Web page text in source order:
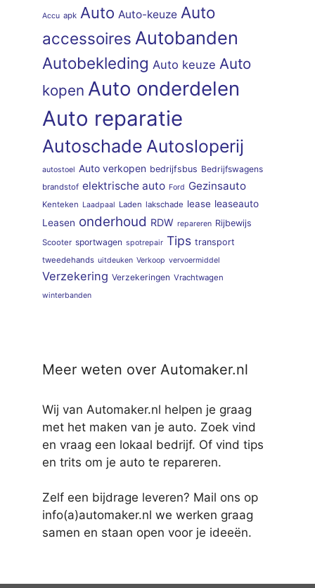
Accu apk Auto Auto-keuze Auto
accessoires Autobanden
Autobekleding Auto keuze Auto
kopen Auto onderdelen
Auto reparatie
Autoschade Autosloperij
autostoel Auto verkopen bedrijfsbus Bedrijfswagens
brandstof elektrische auto Ford Gezinsauto
Kenteken Laadpaal Laden lakschade lease leaseauto
Leasen onderhoud RDW repareren Rijbewijs
Scooter sportwagen spotrepair Tips transport
tweedehands uitdeuken Verkoop vervoermiddel
Verzekering Verzekeringen Vrachtwagen
winterbanden
Meer weten over Automaker.nl
Wij van Automaker.nl helpen je graag
met het maken van je auto. Zoek vind
en vraag een lokaal bedrijf. Of vind tips
en trits om je auto te repareren.
Zelf een bijdrage leveren? Mail ons op
info(a)automaker.nl we werken graag
samen en staan open voor je ideeën.